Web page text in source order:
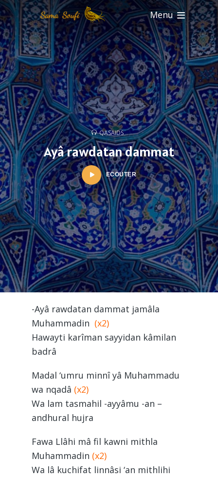
Menu
QASAIDS
Ayâ rawdatan dammat
ECOUTER
-Ayâ rawdatan dammat jamâla
Muhammadin (x2)
Hawayti karîman sayyidan kâmilan
badrâ
Madal ‘umru minnî yâ Muhammadu
wa nqadâ (x2)
Wa lam tasmahil -ayyâmu -an –
andhural hujra
Fawa Llâhi mâ fil kawni mithla
Muhammadin (x2)
Wa lâ kuchifat linnâsi ‘an mithlihi